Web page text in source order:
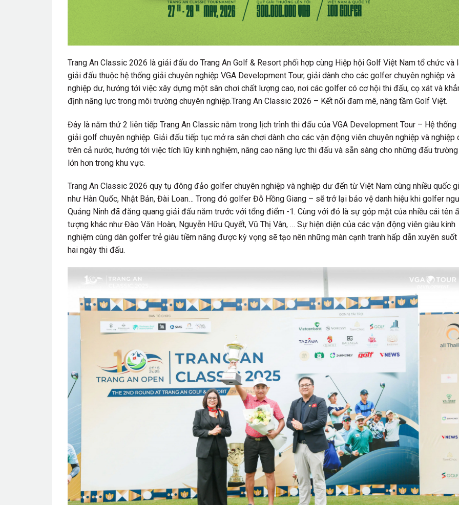
Trang An Classic 2026 là giải đấu do Trang An Golf & Resort phối hợp cùng Hiệp hội Golf Việt Nam tổ chức và
giải đấu thuộc hệ thống giải chuyên nghiệp VGA Development Tour, giải dành cho các golfer chuyên nghiệp và
nghiệp dư, hướng tới việc xây dựng một sân chơi chất lượng cao, nơi các golfer có cơ hội thi đấu, cọ xát và
định năng lực trong môi trường chuyên nghiệp.Trang An Classic 2026 – Kết nối đam mê, nâng tầm Golf Việt.
Đây là năm thứ 2 liên tiếp Trang An Classic nằm trong lịch trình thi đấu của VGA Development Tour – Hệ thống
giải golf chuyên nghiệp. Giải đấu tiếp tục mở ra sân chơi dành cho các vận động viên chuyên nghiệp và nghiệp
trên cả nước, hướng tới việc tích lũy kinh nghiệm, nâng cao năng lực thi đấu và sẵn sàng cho những đấu trường
lớn hơn trong khu vực.
Trang An Classic 2026 quy tụ đông đảo golfer chuyên nghiệp và nghiệp dư đến từ Việt Nam cùng nhiều quốc
như Hàn Quốc, Nhật Bản, Đài Loan… Trong đó golfer Đỗ Hồng Giang – sẽ trở lại bảo vệ danh hiệu khi golfer
Quảng Ninh đã đăng quang giải đấu năm trước với tổng điểm -1. Cùng với đó là sự góp mặt của nhiều cái tên
tượng khác như Đào Văn Hoàn, Nguyễn Hữu Quyết, Vũ Thị Vân, … Sự hiện diện của các vận động viên giàu kinh
nghiệm cùng dàn golfer trẻ giàu tiềm năng được kỳ vọng sẽ tạo nên những màn cạnh tranh hấp dẫn xuyên suốt
hai ngày thi đấu.